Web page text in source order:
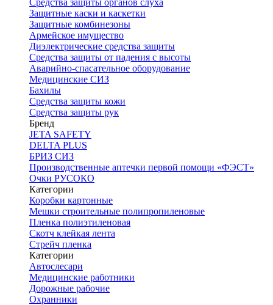
Средства защиты органов слуха
Защитные каски и каскетки
Защитные комбинезоны
Армейское имущество
Диэлектрические средства защиты
Средства защиты от падения с высоты
Аварийно-спасательное оборудование
Медицинские СИЗ
Бахилы
Средства защиты кожи
Средства защиты рук
Бренд
JETA SAFETY
DELTA PLUS
БРИЗ СИЗ
Производственные аптечки первой помощи «ФЭСТ»
Очки РУСОКО
Категории
Коробки картонные
Мешки строительные полипропиленовые
Пленка полиэтиленовая
Скотч клейкая лента
Стрейч пленка
Категории
Автослесари
Медицинские работники
Дорожные рабочие
Охранники